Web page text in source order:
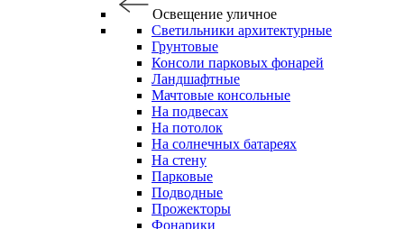
Освещение уличное
Светильники архитектурные
Грунтовые
Консоли парковых фонарей
Ландшафтные
Мачтовые консольные
На подвесах
На потолок
На солнечных батареях
На стену
Парковые
Подводные
Прожекторы
Фонарики